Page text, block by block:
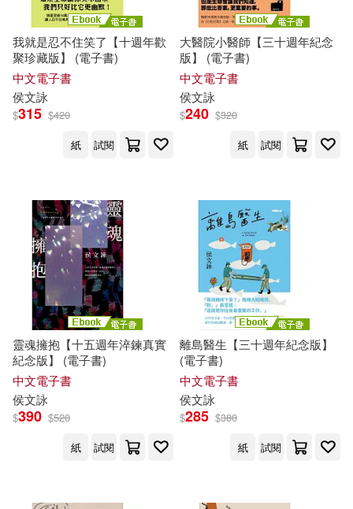
我就是忍不住笑了【十週年歡
聚珍藏版】 (電子書)
中文電子書
侯文詠
$315 $420
紙
試閱
大醫院小醫師【三十週年紀念
版】 (電子書)
中文電子書
侯文詠
$240 $320
紙
試閱
靈魂擁抱【十五週年淬鍊真實
紀念版】 (電子書)
中文電子書
侯文詠
$390 $520
紙
試閱
離島醫生【三十週年紀念版】
(電子書)
中文電子書
侯文詠
$285 $380
紙
試閱